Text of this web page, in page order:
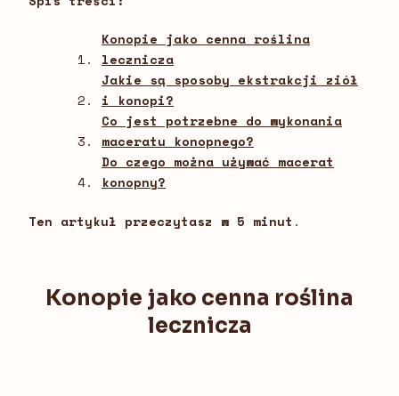
Konopie jako cenna roślina
lecznicza
Jakie są sposoby ekstrakcji ziół
i konopi?
Co jest potrzebne do wykonania
maceratu konopnego?
Do czego można używać macerat
konopny?
Ten artykuł przeczytasz w 5 minut .
Konopie jako cenna roślina
lecznicza